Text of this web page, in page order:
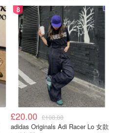
8
£20.00 £100.00
adidas Originals Adi Racer Lo 女款